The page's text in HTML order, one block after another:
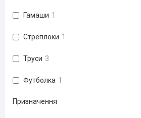
Гамаши 1
Стреплоки 1
Труси 3
Футболка 1
Призначення